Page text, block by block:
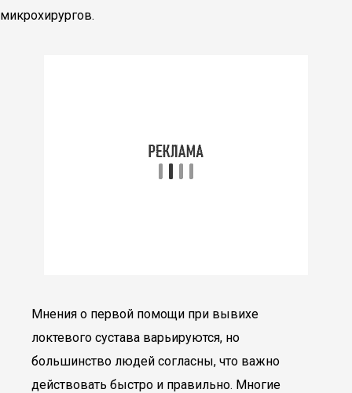
микрохирургов.
Мнения о первой помощи при вывихе
локтевого сустава варьируются, но
большинство людей согласны, что важно
действовать быстро и правильно. Многие